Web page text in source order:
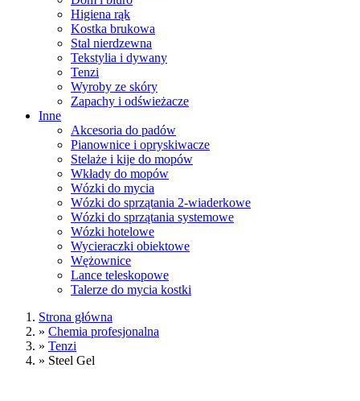
Higiena rąk
Kostka brukowa
Stal nierdzewna
Tekstylia i dywany
Tenzi
Wyroby ze skóry
Zapachy i odświeżacze
Inne
Akcesoria do padów
Pianownice i opryskiwacze
Stelaże i kije do mopów
Wkłady do mopów
Wózki do mycia
Wózki do sprzątania 2-wiaderkowe
Wózki do sprzątania systemowe
Wózki hotelowe
Wycieraczki obiektowe
Wężownice
Lance teleskopowe
Talerze do mycia kostki
Strona główna
» Chemia profesjonalna
» Tenzi
» Steel Gel